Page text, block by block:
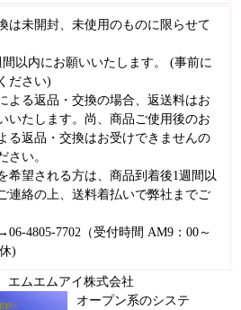
は未開封、未使用のものに限らせて
以内にお願いいたします。 (事前に
ださい)
よる返品・交換の場合、返送料はお
いたします。尚、商品ご使用後のお
る返品・交換はお受けできませんの
さい。
希望される方は、商品到着後1週間以
連絡の上、送料着払いで弊社までご
4805-7702（受付時間 AM9：00～
)
ムアイ株式会社
オープン系のシステ